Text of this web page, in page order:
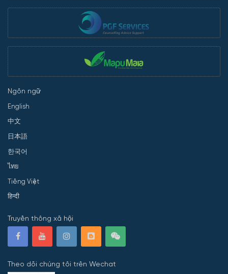
Ngôn ngữ
English
中文
日本語
한국어
ไทย
Tiếng Việt
हिन्दी
Truyền thông xã hội
Theo dõi chúng tôi trên Wechat